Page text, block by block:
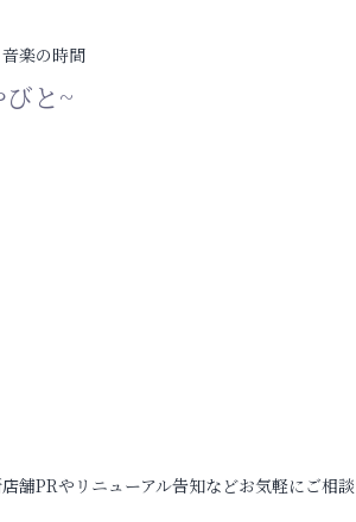
楽の時間
と~
舗PRやリニューアル告知などお気軽にご相